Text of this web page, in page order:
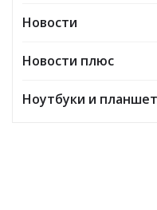
Новости
Новости плюс
Ноутбуки и